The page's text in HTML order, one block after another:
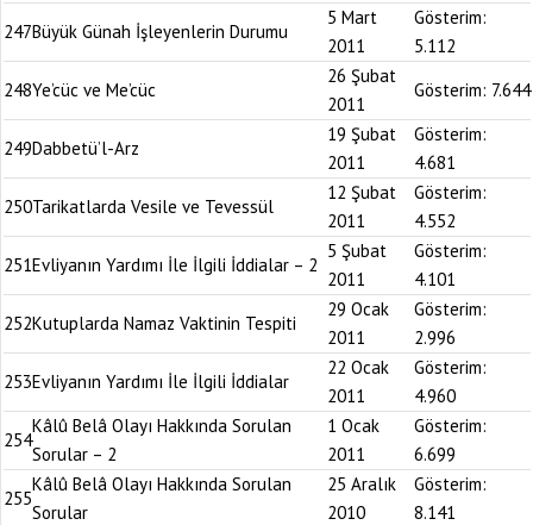
247Büyük Günah İşleyenlerin Durumu
5 Mart
2011
Gösterim:
5.112
248Ye’cüc ve Me’cüc
26 Şubat
2011
Gösterim: 7.644
249Dabbetü’l-Arz
19 Şubat
2011
Gösterim:
4.681
250Tarikatlarda Vesile ve Tevessül
12 Şubat
2011
Gösterim:
4.552
251Evliyanın Yardımı İle İlgili İddialar – 2
5 Şubat
2011
Gösterim:
4.101
252Kutuplarda Namaz Vaktinin Tespiti
29 Ocak
2011
Gösterim:
2.996
253Evliyanın Yardımı İle İlgili İddialar
22 Ocak
2011
Gösterim:
4.960
254
Kâlû Belâ Olayı Hakkında Sorulan
Sorular – 2
1 Ocak
2011
Gösterim:
6.699
255
Kâlû Belâ Olayı Hakkında Sorulan
Sorular
25 Aralık
2010
Gösterim:
8.141